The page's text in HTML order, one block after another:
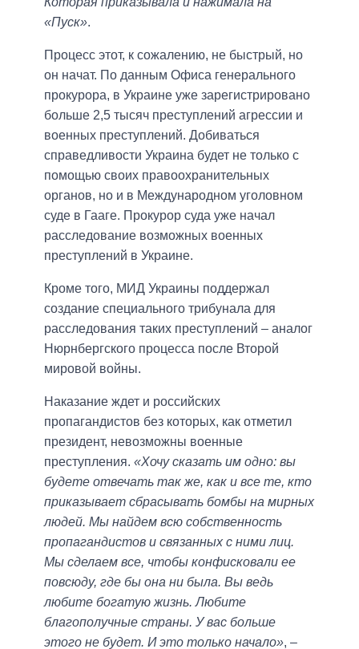
«Пуск».
Процесс этот, к сожалению, не быстрый, но
он начат. По данным Офиса генерального
прокурора, в Украине уже зарегистрировано
больше 2,5 тысяч преступлений агрессии и
военных преступлений. Добиваться
справедливости Украина будет не только с
помощью своих правоохранительных
органов, но и в Международном уголовном
суде в Гааге. Прокурор суда уже начал
расследование возможных военных
преступлений в Украине.
Кроме того, МИД Украины поддержал
создание специального трибунала для
расследования таких преступлений – аналог
Нюрнбергского процесса после Второй
мировой войны.
Наказание ждет и российских
пропагандистов без которых, как отметил
президент, невозможны военные
преступления. «Хочу сказать им одно: вы
будете отвечать так же, как и все те, кто
приказывает сбрасывать бомбы на мирных
людей. Мы найдем всю собственность
пропагандистов и связанных с ними лиц.
Мы сделаем все, чтобы конфисковали ее
повсюду, где бы она ни была. Вы ведь
любите богатую жизнь. Любите
благополучные страны. У вас больше
этого не будет. И это только начало», –